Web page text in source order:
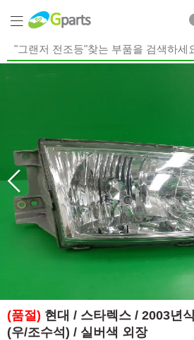
(품절) 현대 / 스타렉스 / 2003년
(우/조수석) / 실버색 외장